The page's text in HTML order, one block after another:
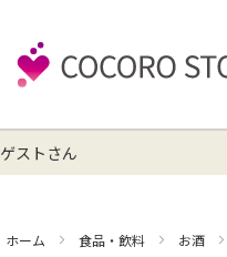
ゲストさん
ホーム 食品・飲料 お酒